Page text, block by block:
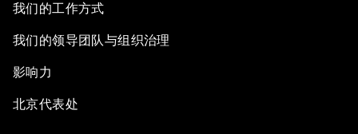
我们的工作方式
我们的领导团队与组织治理
影响力
北京代表处